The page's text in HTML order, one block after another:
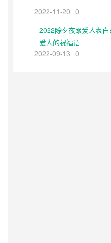
2022-11-20 0
2022除夕夜跟爱人表
爱人的祝福语
2022-09-13 0